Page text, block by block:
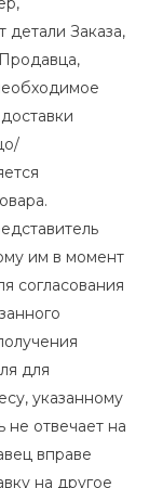
Заказа,
им в момент
согласования
для
указанному
не отвечает на
вправе
на другое